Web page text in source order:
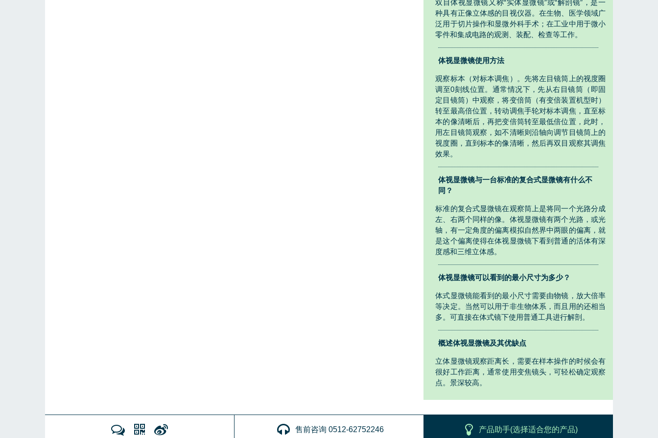
双目体视显微镜又称“实体显微镜”或“解剖镜”，是一
种具有正像立体感的目视仪器。在生物、医学领域广
泛用于切片操作和显微外科手术；在工业中用于微小
零件和集成电路的观测、装配、检查等工作。
体视显微镜使用方法
观察标本（对标本调焦）。先将左目镜筒上的视度圈
调至0刻线位置。通常情况下，先从右目镜筒（即固
定目镜筒）中观察，将变倍筒（有变倍装置机型时）
转至最高倍位置，转动调焦手轮对标本调焦，直至标
本的像清晰后，再把变倍筒转至最低倍位置，此时，
用左目镜筒观察，如不清晰则沿轴向调节目镜筒上的
视度圈，直到标本的像清晰，然后再双目观察其调焦
效果。
体视显微镜与一台标准的复合式显微镜有什么不
同？
标准的复合式显微镜在观察筒上是将同一个光路分成
左、右两个同样的像。体视显微镜有两个光路，或光
轴，有一定角度的偏离模拟自然界中两眼的偏离，就
是这个偏离使得在体视显微镜下看到普通的活体有深
度感和三维立体感。
体视显微镜可以看到的最小尺寸为多少？
体式显微镜能看到的最小尺寸需要由物镜，放大倍率
等决定。当然可以用于非生物体系，而且用的还相当
多。可直接在体式镜下使用普通工具进行解剖。
概述体视显微镜及其优缺点
立体显微镜观察距离长，需要在样本操作的时候会有
很好工作距离，通常使用变焦镜头，可轻松确定观察
点。景深较高。
售前咨询 0512-62752246 产品助手(选择适合您的产品)